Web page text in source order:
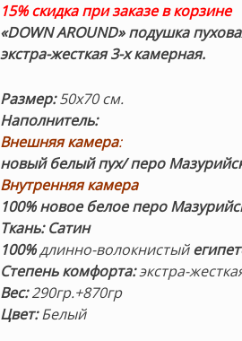
15% скидка при заказе в корзине
«DOWN AROUND» подушка
экстра-жесткая3-х камерная.
Размер:50х70 см.
Наполнитель:
Внешняя камера:
новый белый пух/ перо
Внутренняя камера
100% новое белое перо
Ткань: Сатин
100%длинно-волокнистый
Степень комфорта:экстра-
Вес:290гр.+870гр
Цвет:Белый